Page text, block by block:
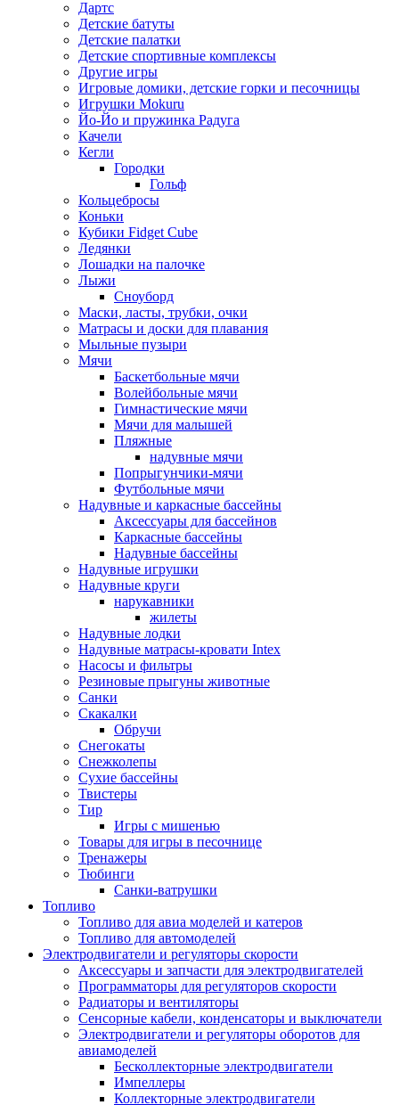
Дартс
Детские батуты
Детские палатки
Детские спортивные комплексы
Другие игры
Игровые домики, детские горки и песочницы
Игрушки Mokuru
Йо-Йо и пружинка Радуга
Качели
Кегли
Городки
Гольф
Кольцебросы
Коньки
Кубики Fidget Cube
Ледянки
Лошадки на палочке
Лыжи
Сноуборд
Маски, ласты, трубки, очки
Матрасы и доски для плавания
Мыльные пузыри
Мячи
Баскетбольные мячи
Волейбольные мячи
Гимнастические мячи
Мячи для малышей
Пляжные
надувные мячи
Попрыгунчики-мячи
Футбольные мячи
Надувные и каркасные бассейны
Аксессуары для бассейнов
Каркасные бассейны
Надувные бассейны
Надувные игрушки
Надувные круги
нарукавники
жилеты
Надувные лодки
Надувные матрасы-кровати Intex
Насосы и фильтры
Резиновые прыгуны животные
Санки
Скакалки
Обручи
Снегокаты
Снежколепы
Сухие бассейны
Твистеры
Тир
Игры с мишенью
Товары для игры в песочнице
Тренажеры
Тюбинги
Санки-ватрушки
Топливо
Топливо для авиа моделей и катеров
Топливо для автомоделей
Электродвигатели и регуляторы скорости
Аксессуары и запчасти для электродвигателей
Программаторы для регуляторов скорости
Радиаторы и вентиляторы
Сенсорные кабели, конденсаторы и выключатели
Электродвигатели и регуляторы оборотов для
авиамоделей
Бесколлекторные электродвигатели
Импеллеры
Коллекторные электродвигатели